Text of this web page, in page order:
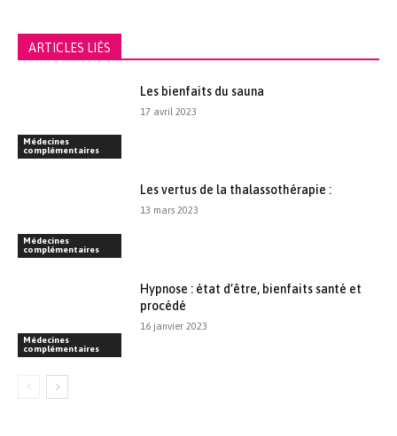
ARTICLES LIÉS
Médecines
complémentaires
Les bienfaits du sauna
17 avril 2023
Médecines
complémentaires
Les vertus de la thalassothérapie :
13 mars 2023
Médecines
complémentaires
Hypnose : état d’être, bienfaits santé et
procédé
16 janvier 2023